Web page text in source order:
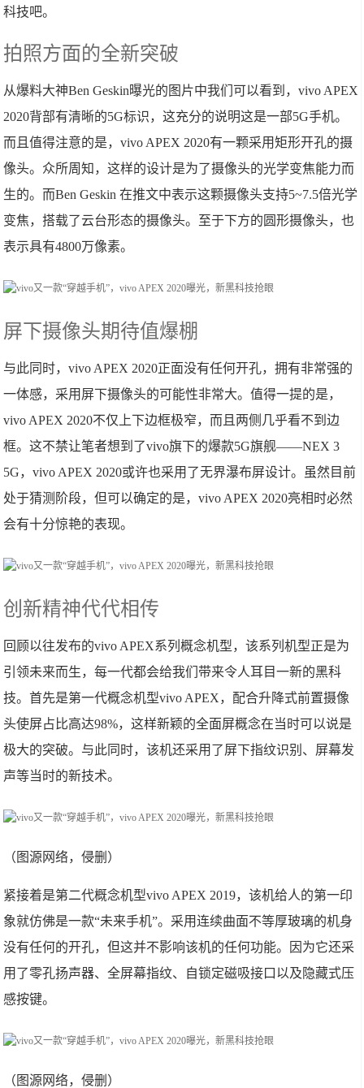
科技吧。
拍照方面的全新突破
从爆料大神Ben Geskin曝光的图片中我们可以看到，vivo APEX
2020背部有清晰的5G标识，这充分的说明这是一部5G手机。
而且值得注意的是，vivo APEX 2020有一颗采用矩形开孔的摄
像头。众所周知，这样的设计是为了摄像头的光学变焦能力而
生的。而Ben Geskin 在推文中表示这颗摄像头支持5~7.5倍光学
变焦，搭载了云台形态的摄像头。至于下方的圆形摄像头，也
表示具有4800万像素。
屏下摄像头期待值爆棚
与此同时，vivo APEX 2020正面没有任何开孔，拥有非常强的
一体感，采用屏下摄像头的可能性非常大。值得一提的是，
vivo APEX 2020不仅上下边框极窄，而且两侧几乎看不到边
框。这不禁让笔者想到了vivo旗下的爆款5G旗舰——NEX 3
5G，vivo APEX 2020或许也采用了无界瀑布屏设计。虽然目前
处于猜测阶段，但可以确定的是，vivo APEX 2020亮相时必然
会有十分惊艳的表现。
创新精神代代相传
回顾以往发布的vivo APEX系列概念机型，该系列机型正是为
引领未来而生，每一代都会给我们带来令人耳目一新的黑科
技。首先是第一代概念机型vivo APEX，配合升降式前置摄像
头使屏占比高达98%，这样新颖的全面屏概念在当时可以说是
极大的突破。与此同时，该机还采用了屏下指纹识别、屏幕发
声等当时的新技术。
（图源网络，侵删）
紧接着是第二代概念机型vivo APEX 2019，该机给人的第一印
象就仿佛是一款“未来手机”。采用连续曲面不等厚玻璃的机身
没有任何的开孔，但这并不影响该机的任何功能。因为它还采
用了零孔扬声器、全屏幕指纹、自锁定磁吸接口以及隐藏式压
感按键。
（图源网络，侵删）